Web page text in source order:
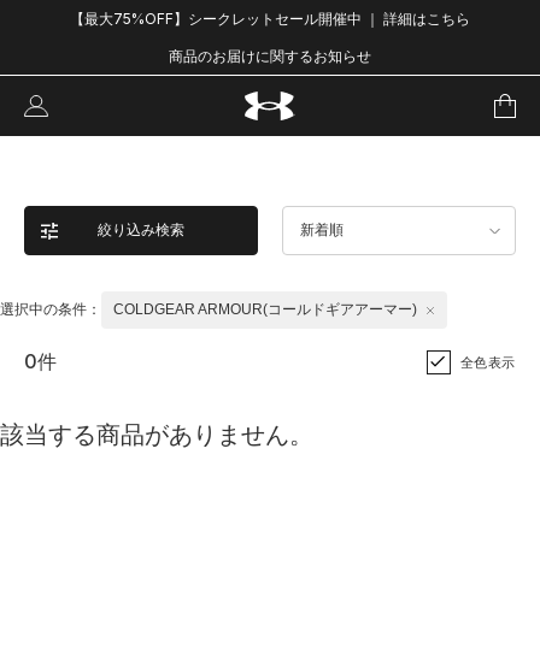
【最大75%OFF】シークレットセール開催中 ｜ 詳細はこちら
商品のお届けに関するお知らせ
絞り込み検索 新着順
選択中の条件： COLDGEAR ARMOUR(コールドギアアーマー)
0件 全色表示
該当する商品がありません。